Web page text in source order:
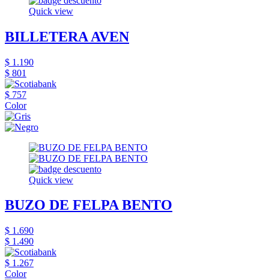
Quick view
BILLETERA AVEN
$ 1.190
$ 801
$ 757
Color
Quick view
BUZO DE FELPA BENTO
$ 1.690
$ 1.490
$ 1.267
Color